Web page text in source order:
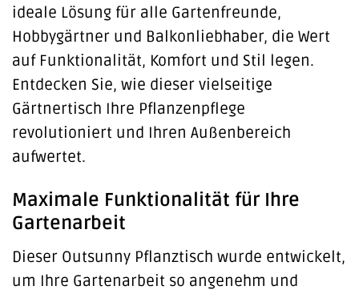
ideale Lösung für alle Gartenfreunde,
Hobbygärtner und Balkonliebhaber, die Wert
auf Funktionalität, Komfort und Stil legen.
Entdecken Sie, wie dieser vielseitige
Gärtnertisch Ihre Pflanzenpflege
revolutioniert und Ihren Außenbereich
aufwertet.
Maximale Funktionalität für Ihre
Gartenarbeit
Dieser Outsunny Pflanztisch wurde entwickelt,
um Ihre Gartenarbeit so angenehm und